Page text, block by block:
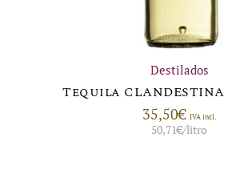
Destilados
Tequila CLANDESTINA
35,50€ IVA incl.
50,71€/litro